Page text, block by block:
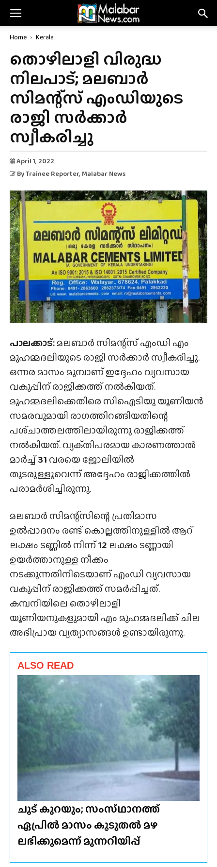
Home Kerala
തൊഴിലാളി വിരുദ്ധ
നിലപാട്; മലബാർ
സിമന്റ്‌സ് എംഡിയുടെ
രാജി സർക്കാർ
സ്വീകരിച്ചു
April 1, 2022
ByTrainee Reporter, Malabar News
പാലക്കാട്:മലബാർ സിമന്റ്‌സ് എംഡി എം
മുഹമ്മദലിയുടെ രാജി സർക്കാർ സ്വീകരിച്ചു.
ഒന്നര മാസം മുമ്പാണ് ഇദ്ദേഹം വ്യവസായ
വകുപ്പിന് രാജിക്കത്ത് നൽകിയത്.
മുഹമ്മദലിക്കെതിരെ സിഐടിയു യൂണിയൻ
സമരവുമായി രാഗത്തിറങ്ങിയതിന്റെ
പശ്‌ചാത്തലത്തിലായിരുന്നു രാജിക്കത്ത്
നൽകിയത്. വ്യക്‌തിപരമായ കാരണത്താൽ
മാർച്ച്31 വരയെ ജോലിയിൽ
തുടരുള്ളൂവെന്ന് അദ്ദേഹം രാജിക്കത്തിൽ
പരാമർശിച്ചിരുന്നു.
മലബാർ സിമന്റ്‌സിന്റെ പ്രതിമാസ
ഉൽപ്പാദനം രണ്ട് കൊല്ലത്തിനുള്ളിൽ ആറ്
ലക്ഷം ടണ്ണിൽ നിന്ന്12 ലക്ഷം ടണ്ണായി
ഉയർത്താനുള്ള നീക്കം
നടക്കുന്നതിനിടെയാണ് എംഡി വ്യവസായ
വകുപ്പിന് രാജിക്കത്ത് സമർപ്പിച്ചത്.
കമ്പനിയിലെ തൊഴിലാളി
യൂണിയനുകളുമായി എം മുഹമ്മദലിക്ക് ചില
അഭിപ്രായ വ്യത്യാസങ്ങൾ ഉണ്ടായിരുന്നു.
ALSO READ
ചൂട് കുറയും; സംസ്‌ഥാനത്ത്‌
ഏപ്രിൽ മാസം കൂടുതൽ മഴ
ലഭിക്കുമെന്ന് മുന്നറിയിപ്പ്